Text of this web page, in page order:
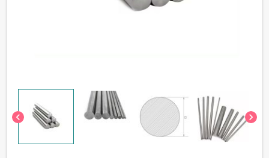
chevron_left chevron_right